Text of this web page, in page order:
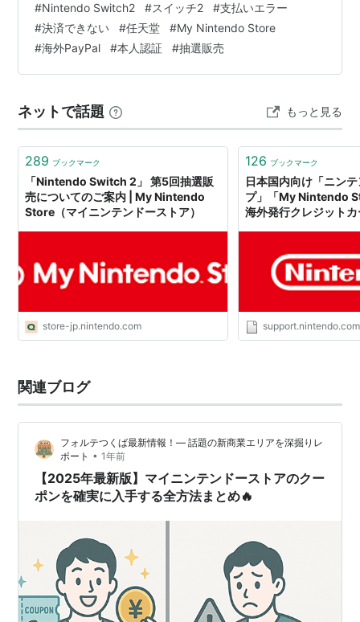
法が100％わかります！✨ 実は、PayPalでSwitch2を購
入する際には6つの大きな落とし穴があるんです💦 知ら
ずに進めると決済エラーで購入チャンスを逃したり、最
悪の場合は偽物を掴まされる可能性も…😱 でも安心して
#Nintendo Switch2 #スイッチ2 #支払いエラー
#決済できない #任天堂 #My Nintendo Store
#海外PayPal #本人認証 #抽選販売
ネットで話題 もっと見る
289 ブックマーク
「Nintendo Switch 2」 第5回抽選販
売についてのご案内 | My Nintendo
Store（マイニンテンドーストア）
store-jp.nintendo.com
126 ブックマーク
日本国内向け「ニン
プ」「My Nintendo
海外発行クレジット
せ｜任天堂サポート
support.nintendo.com
関連ブログ
フォルテつくば最新情報！— 話題の新商業エリアを深掘りレ
ポート • 1年前
【2025年最新版】マイニンテンドーストアのクー
ポンを確実に入手する全方法まとめ🔥